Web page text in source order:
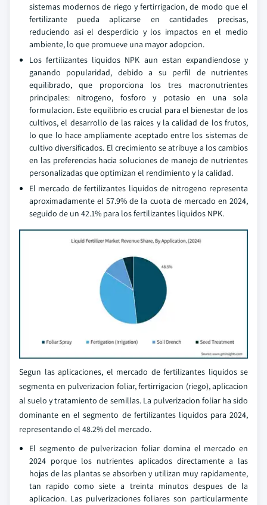
sistemas modernos de riego y fertirrigacion, de modo que el
fertilizante pueda aplicarse en cantidades precisas,
reduciendo asi el desperdicio y los impactos en el medio
ambiente, lo que promueve una mayor adopcion.
Los fertilizantes liquidos NPK aun estan expandiendose y
ganando popularidad, debido a su perfil de nutrientes
equilibrado, que proporciona los tres macronutrientes
principales: nitrogeno, fosforo y potasio en una sola
formulacion. Este equilibrio es crucial para el bienestar de los
cultivos, el desarrollo de las raices y la calidad de los frutos,
lo que lo hace ampliamente aceptado entre los sistemas de
cultivo diversificados. El crecimiento se atribuye a los cambios
en las preferencias hacia soluciones de manejo de nutrientes
personalizadas que optimizan el rendimiento y la calidad.
El mercado de fertilizantes liquidos de nitrogeno representa
aproximadamente el 57.9% de la cuota de mercado en 2024,
seguido de un 42.1% para los fertilizantes liquidos NPK.
Segun las aplicaciones, el mercado de fertilizantes liquidos se
segmenta en pulverizacion foliar, fertirrigacion (riego), aplicacion
al suelo y tratamiento de semillas. La pulverizacion foliar ha sido
dominante en el segmento de fertilizantes liquidos para 2024,
representando el 48.2% del mercado.
El segmento de pulverizacion foliar domina el mercado en
2024 porque los nutrientes aplicados directamente a las
hojas de las plantas se absorben y utilizan muy rapidamente,
tan rapido como siete a treinta minutos despues de la
aplicacion. Las pulverizaciones foliares son particularmente